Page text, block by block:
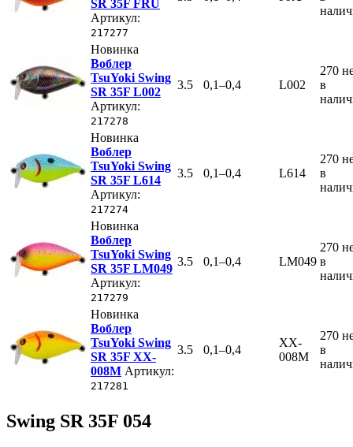
SR 35F FRU
Артикул:
217277
Новинка
Воблер
TsuYoki Swing
SR 35F L002
Артикул:
217278
3.5 0,1–0,4 L002
270
в
Новинка
Воблер
TsuYoki Swing
SR 35F L614
Артикул:
217274
3.5 0,1–0,4 L614
270
в
Новинка
Воблер
TsuYoki Swing
SR 35F LM049
Артикул:
217279
3.5 0,1–0,4 LM049
270
в
Новинка
Воблер
TsuYoki Swing
SR 35F XX-
008M Артикул:
217281
3.5 0,1–0,4
XX-
008M
270
в
Swing SR 35F 054